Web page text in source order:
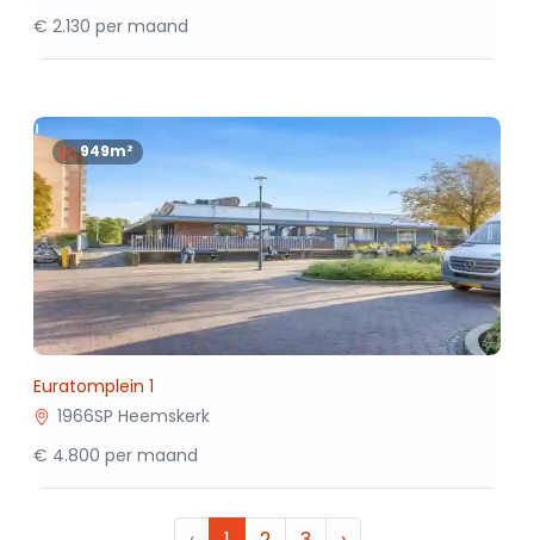
€ 2.130 per maand
949m²
Euratomplein 1
1966SP Heemskerk
€ 4.800 per maand